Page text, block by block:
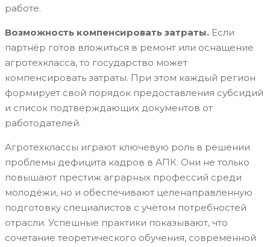
работе.
Возможность компенсировать затраты. Если
партнёр готов вложиться в ремонт или оснащение
агротехкласса, то государство может
компенсировать затраты. При этом каждый регион
формирует свой порядок предоставления субсидий
и список подтверждающих документов от
работодателей.
Агротехклассы играют ключевую роль в решении
проблемы дефицита кадров в АПК. Они не только
повышают престиж аграрных профессий среди
молодёжи, но и обеспечивают целенаправленную
подготовку специалистов с учётом потребностей
отрасли. Успешные практики показывают, что
сочетание теоретического обучения, современной